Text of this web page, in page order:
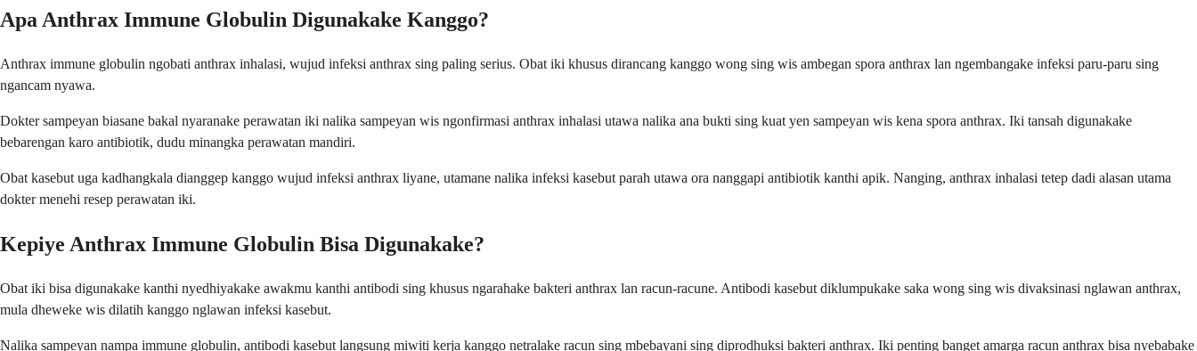
Apa Anthrax Immune Globulin Digunakake Kanggo?
Anthrax immune globulin ngobati anthrax inhalasi, wujud infeksi anthrax sing paling serius. Obat iki khusus dirancang kanggo wong sing wis ambegan spora anthrax lan ngembangake infeksi paru-paru sing
ngancam nyawa.
Dokter sampeyan biasane bakal nyaranake perawatan iki nalika sampeyan wis ngonfirmasi anthrax inhalasi utawa nalika ana bukti sing kuat yen sampeyan wis kena spora anthrax. Iki tansah digunakake
bebarengan karo antibiotik, dudu minangka perawatan mandiri.
Obat kasebut uga kadhangkala dianggep kanggo wujud infeksi anthrax liyane, utamane nalika infeksi kasebut parah utawa ora nanggapi antibiotik kanthi apik. Nanging, anthrax inhalasi tetep dadi alasan utama
dokter menehi resep perawatan iki.
Kepiye Anthrax Immune Globulin Bisa Digunakake?
Obat iki bisa digunakake kanthi nyedhiyakake awakmu kanthi antibodi sing khusus ngarahake bakteri anthrax lan racun-racune. Antibodi kasebut diklumpukake saka wong sing wis divaksinasi nglawan anthrax,
mula dheweke wis dilatih kanggo nglawan infeksi kasebut.
Nalika sampeyan nampa immune globulin, antibodi kasebut langsung miwiti kerja kanggo netralake racun sing mbebayani sing diprodhuksi bakteri anthrax. Iki penting banget amarga racun anthrax bisa nyebabake